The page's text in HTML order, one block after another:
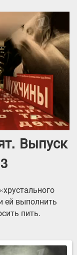
Выпуск
ей выполнить
пить.